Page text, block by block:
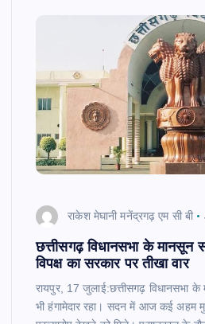
राकेश मेघानी मनेंद्रगढ़ एम सी बी
छत्तीसगढ़ विधानसभा के मानसून
विपक्ष का सरकार पर तीखा वार
रायपुर, 17 जुलाई:छत्तीसगढ़ विधानसभा के
भी हंगामेदार रहा। सदन में आज कई अहम